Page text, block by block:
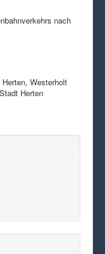
nach
Westerholt
Herten